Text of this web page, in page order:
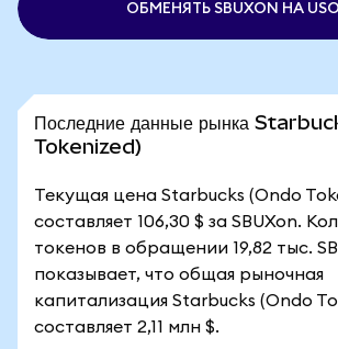
ОБМЕНЯТЬ SBUXON НА
Последние данные рынка
Tokenized)
Текущая цена Starbucks (Ondo
составляет 106,30 $ за SBUXon.
токенов в обращении 19,82 тыс.
показывает, что общая рыночная
капитализация Starbucks (Ondo
составляет 2,11 млн $.